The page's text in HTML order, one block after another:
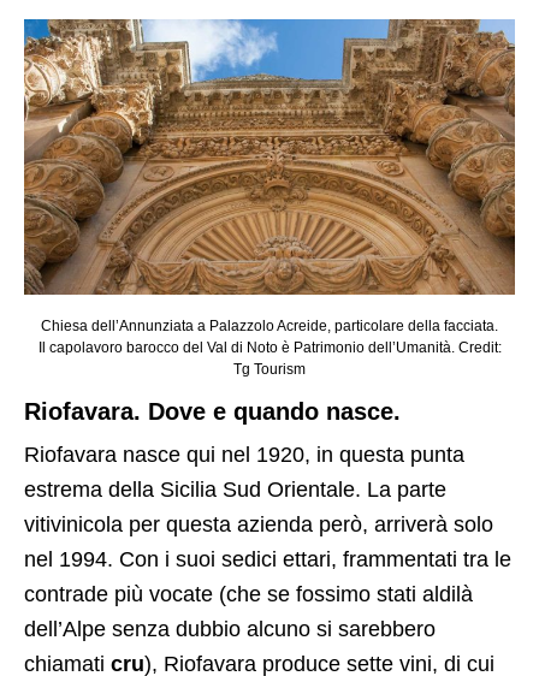
Chiesa dell’Annunziata a Palazzolo Acreide, particolare della facciata.
Il capolavoro barocco del Val di Noto è Patrimonio dell’Umanità. Credit:
Tg Tourism
Riofavara. Dove e quando nasce.
Riofavara nasce qui nel 1920, in questa punta
estrema della Sicilia Sud Orientale. La parte
vitivinicola per questa azienda però, arriverà solo
nel 1994. Con i suoi sedici ettari, frammentati tra le
contrade più vocate (che se fossimo stati aldilà
dell’Alpe senza dubbio alcuno si sarebbero
chiamati cru), Riofavara produce sette vini, di cui